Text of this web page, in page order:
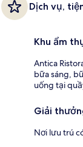
Dịch vụ,
Khu ẩm
Antica
bữa sáng,
uống tại
Giải
Nơi lưu trú